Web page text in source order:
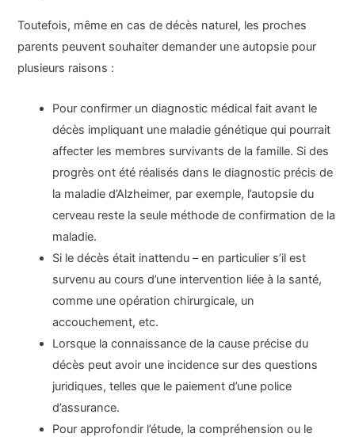
Toutefois, même en cas de décès naturel, les proches
parents peuvent souhaiter demander une autopsie pour
plusieurs raisons :
Pour confirmer un diagnostic médical fait avant le
décès impliquant une maladie génétique qui pourrait
affecter les membres survivants de la famille. Si des
progrès ont été réalisés dans le diagnostic précis de
la maladie d’Alzheimer, par exemple, l’autopsie du
cerveau reste la seule méthode de confirmation de la
maladie.
Si le décès était inattendu – en particulier s’il est
survenu au cours d’une intervention liée à la santé,
comme une opération chirurgicale, un
accouchement, etc.
Lorsque la connaissance de la cause précise du
décès peut avoir une incidence sur des questions
juridiques, telles que le paiement d’une police
d’assurance.
Pour approfondir l’étude, la compréhension ou le